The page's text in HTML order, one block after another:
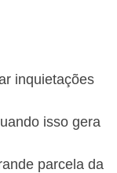
inquietações
isso gera
parcela da